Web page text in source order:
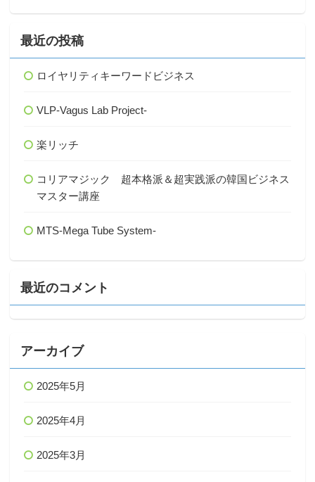
最近の投稿
ロイヤリティキーワードビジネス
VLP-Vagus Lab Project-
楽リッチ
コリアマジック 超本格派＆超実践派の韓国ビジネス
マスター講座
MTS-Mega Tube System-
最近のコメント
アーカイブ
2025年5月
2025年4月
2025年3月